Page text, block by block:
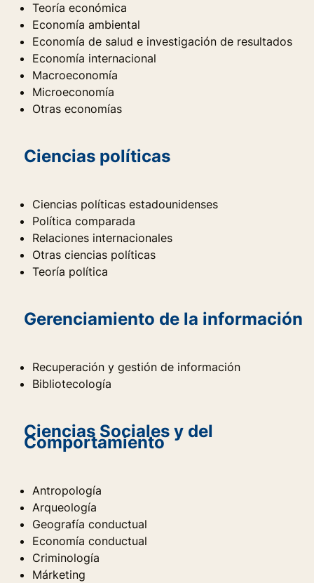
Teoría económica
Economía ambiental
Economía de salud e investigación de resultados
Economía internacional
Macroeconomía
Microeconomía
Otras economías
Ciencias políticas
Ciencias políticas estadounidenses
Política comparada
Relaciones internacionales
Otras ciencias políticas
Teoría política
Gerenciamiento de la información
Recuperación y gestión de información
Bibliotecología
Ciencias Sociales y del
Comportamiento
Antropología
Arqueología
Geografía conductual
Economía conductual
Criminología
Márketing